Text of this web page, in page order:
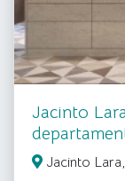
Jacinto
Jacinto